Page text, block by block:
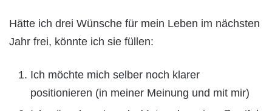
Hätte ich drei Wünsche für mein Leben im nächsten
Jahr frei, könnte ich sie füllen:
Ich möchte mich selber noch klarer
positionieren (in meiner Meinung und mit mir)